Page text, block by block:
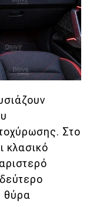
Στο
κλασικό
θύρα